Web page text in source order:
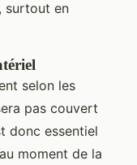
surtout en
selon les
pas couvert
donc essentiel
au moment de la